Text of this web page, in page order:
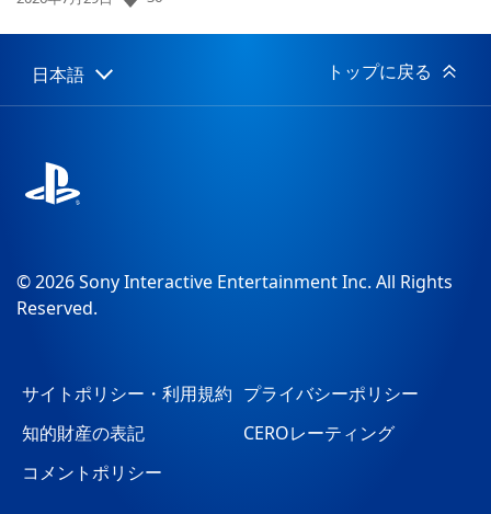
日:
Select
Current
日本語 トップに戻る
© 2026 Sony Interactive Entertainment Inc. All Rights
Reserved.
サイトポリシー・利用規約 プライバシーポリシー
知的財産の表記
CEROレーティング
コメントポリシー